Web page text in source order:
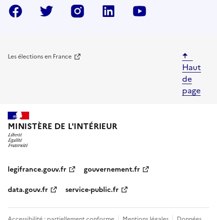
Facebook Twitter InstragramLinkedIn
Les élections en France
Haut
de
page
MINISTÈRE DE L'INTÉRIEUR
legifrance.gouv.fr
gouvernement.fr
data.gouv.fr
service-public.fr